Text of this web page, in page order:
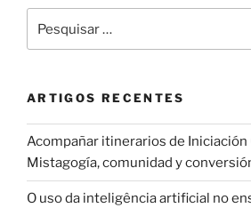
por:
ARTIGOS RECENTES
Acompañar itinerarios de Iniciación
Mistagogía, comunidad y
O uso da inteligência artificial no